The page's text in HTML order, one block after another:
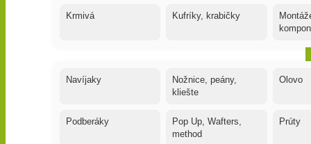
Krmivá Kufríky, krabičky
Navíjaky
Nožnice, peány,
kliešte
Olovo
Podberáky
Pop Up, Wafters,
method
Prúty